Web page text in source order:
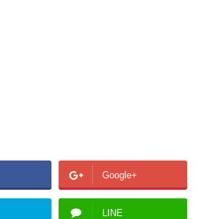
Google+
LINE